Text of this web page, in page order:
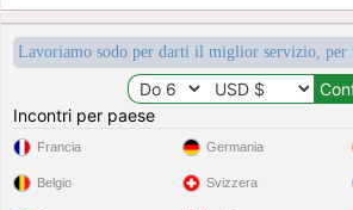
Lavoriamo sodo per darti il miglior servizio, per
Incontri per paese
Francia
Belgio
Germania
Svizzera